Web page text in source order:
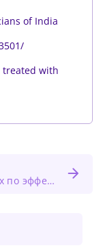
of India
treated with
омализумаба в лечении крапивницы